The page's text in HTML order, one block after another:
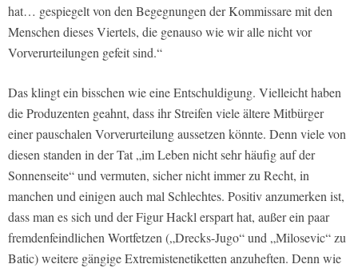
hat… gespiegelt von den Begegnungen der Kommissare mit den
Menschen dieses Viertels, die genauso wie wir alle nicht vor
Vorverurteilungen gefeit sind.“
Das klingt ein bisschen wie eine Entschuldigung. Vielleicht haben
die Produzenten geahnt, dass ihr Streifen viele ältere Mitbürger
einer pauschalen Vorverurteilung aussetzen könnte. Denn viele von
diesen standen in der Tat „im Leben nicht sehr häufig auf der
Sonnenseite“ und vermuten, sicher nicht immer zu Recht, in
manchen und einigen auch mal Schlechtes. Positiv anzumerken ist,
dass man es sich und der Figur Hackl erspart hat, außer ein paar
fremdenfeindlichen Wortfetzen („Drecks-Jugo“ und „Milosevic“ zu
Batic) weitere gängige Extremistenetiketten anzuheften. Denn wie